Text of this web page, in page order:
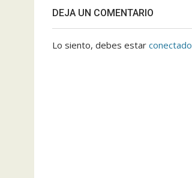
DEJA UN COMENTARIO
Lo siento, debes estar conectado